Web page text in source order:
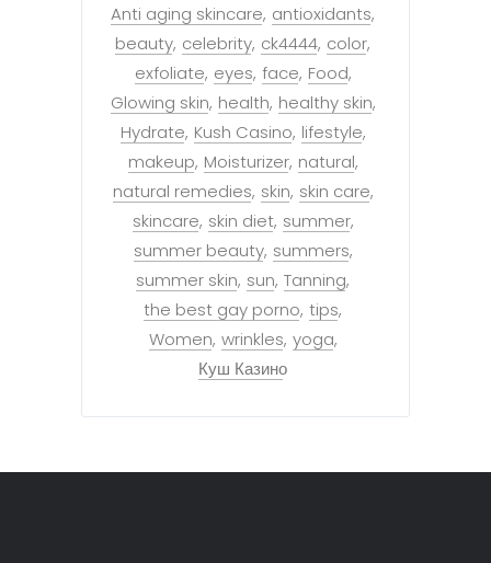
Anti aging skincare antioxidants
beauty celebrity ck4444 color
exfoliate eyes face Food
Glowing skin health healthy skin
Hydrate Kush Casino lifestyle
makeup Moisturizer natural
natural remedies skin skin care
skincare skin diet summer
summer beauty summers
summer skin sun Tanning
the best gay porno tips
Women wrinkles yoga
Куш Казино